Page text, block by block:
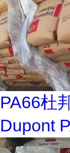
PA66杜
Dupont